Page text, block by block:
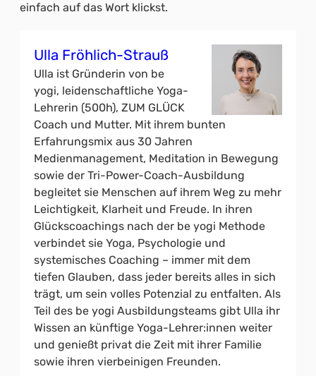
einfach auf das Wort klickst.
Ulla Fröhlich-Strauß
Ulla ist Gründerin von be
yogi, leidenschaftliche Yoga-
Lehrerin (500h), ZUM GLÜCK
Coach und Mutter. Mit ihrem bunten
Erfahrungsmix aus 30 Jahren
Medienmanagement, Meditation in Bewegung
sowie der Tri-Power-Coach-Ausbildung
begleitet sie Menschen auf ihrem Weg zu mehr
Leichtigkeit, Klarheit und Freude. In ihren
Glückscoachings nach der be yogi Methode
verbindet sie Yoga, Psychologie und
systemisches Coaching – immer mit dem
tiefen Glauben, dass jeder bereits alles in sich
trägt, um sein volles Potenzial zu entfalten. Als
Teil des be yogi Ausbildungsteams gibt Ulla ihr
Wissen an künftige Yoga-Lehrer:innen weiter
und genießt privat die Zeit mit ihrer Familie
sowie ihren vierbeinigen Freunden.